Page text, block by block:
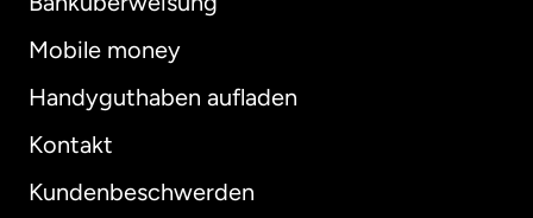
Mobile money
Handyguthaben aufladen
Kontakt
Kundenbeschwerden